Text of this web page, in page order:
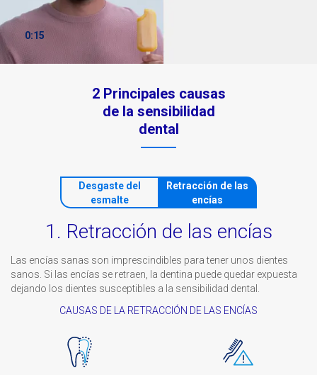
0:15
2 Principales causas
de la sensibilidad
dental
Desgaste del
esmalte
Retracción de las
encías
1. Retracción de las encías
Las encías sanas son imprescindibles para tener unos dientes
sanos. Si las encías se retraen, la dentina puede quedar expuesta
dejando los dientes susceptibles a la sensibilidad dental.
CAUSAS DE LA RETRACCIÓN DE LAS ENCÍAS